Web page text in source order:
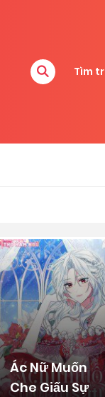
Tìm
Ác Nữ Muốn
Che Giấu Sự